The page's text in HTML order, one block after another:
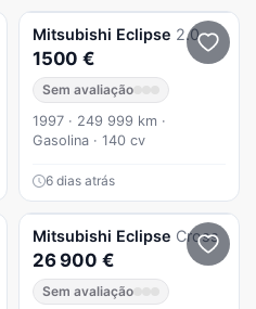
Mitsubishi Eclipse 2.0
1500 €
Sem avaliação
1997 · 249 999 km ·
Gasolina · 140 cv
6 dias atrás
Mitsubishi Eclipse Cross
26 900 €
Sem avaliação